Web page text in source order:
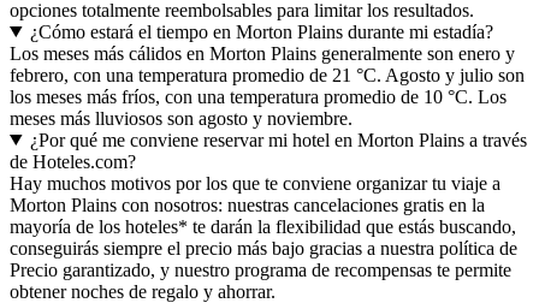
opciones totalmente reembolsables para limitar los resultados.
¿Cómo estará el tiempo en Morton Plains durante mi estadía?
Los meses más cálidos en Morton Plains generalmente son enero y
febrero, con una temperatura promedio de 21 °C. Agosto y julio son
los meses más fríos, con una temperatura promedio de 10 °C. Los
meses más lluviosos son agosto y noviembre.
¿Por qué me conviene reservar mi hotel en Morton Plains a través
de Hoteles.com?
Hay muchos motivos por los que te conviene organizar tu viaje a
Morton Plains con nosotros: nuestras cancelaciones gratis en la
mayoría de los hoteles* te darán la flexibilidad que estás buscando,
conseguirás siempre el precio más bajo gracias a nuestra política de
Precio garantizado, y nuestro programa de recompensas te permite
obtener noches de regalo y ahorrar.